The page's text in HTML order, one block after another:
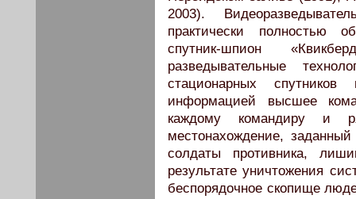
2003).
практически полностью
спутник-шпион
разведывательные
стационарных
информацией высшее
каждому командиру и
местонахождение,
солдаты противника,
результате уничтожения
беспорядочное скопище